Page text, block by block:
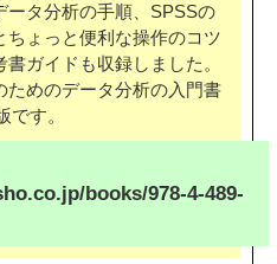
ータ分析の手順、SPSSの
ょっと便利な操作のコツ
ガイドも収録しました。
ためのデータ分析の入門書
です。
books/978-4-489-